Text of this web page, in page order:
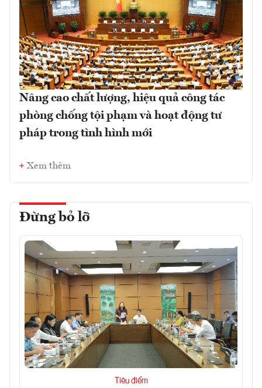
Nâng cao chất lượng, hiệu quả công tác
phòng chống tội phạm và hoạt động tư
pháp trong tình hình mới
Xem thêm
Đừng bỏ lỡ
Tiêu điểm